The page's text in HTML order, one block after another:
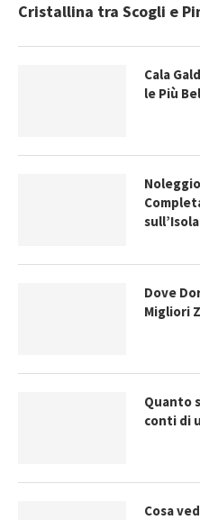
Cristallina tra Scogli e
Cala
le Più
sull’Isola
Dove
Migliori
Quanto
conti di
Cosa